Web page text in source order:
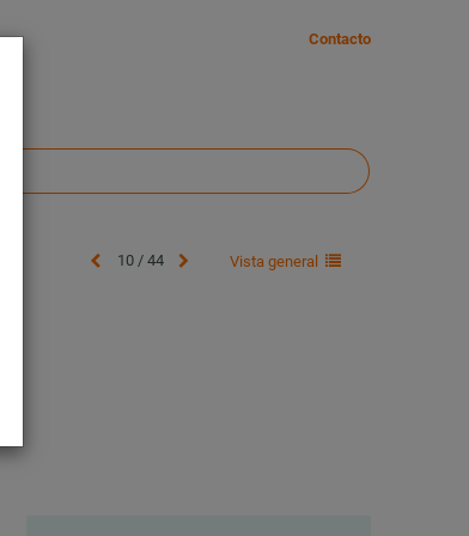
Contacto
10 / 44 Vista general